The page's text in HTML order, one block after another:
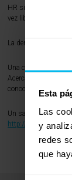
Esta
Las
y
redes
que
HR significa High
vez liberado el peso
La densidad, en
Una cuestión que
Acerca de marcas,
conocida,
Un saludo, Jesús.
http://www.mas-